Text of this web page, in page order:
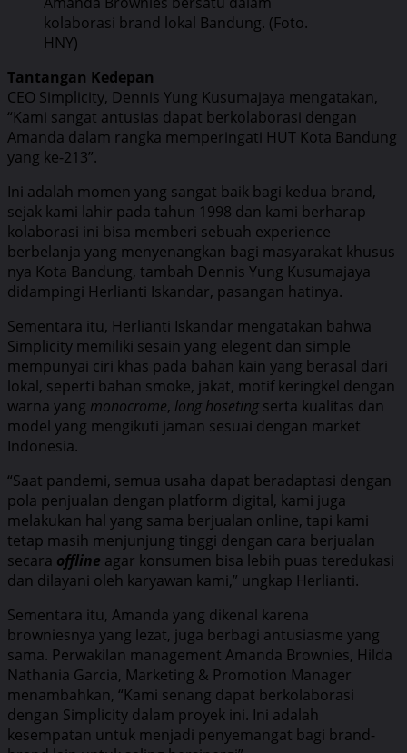
kolaborasi brand lokal Bandung. (Foto.
HNY)
Tantangan Kedepan
CEO Simplicity, Dennis Yung Kusumajaya mengatakan,
“Kami sangat antusias dapat berkolaborasi dengan
Amanda dalam rangka memperingati HUT Kota Bandung
yang ke-213”.
Ini adalah momen yang sangat baik bagi kedua brand,
sejak kami lahir pada tahun 1998 dan kami berharap
kolaborasi ini bisa memberi sebuah experience
berbelanja yang menyenangkan bagi masyarakat khusus
nya Kota Bandung, tambah Dennis Yung Kusumajaya
didampingi Herlianti Iskandar, pasangan hatinya.
Sementara itu, Herlianti Iskandar mengatakan bahwa
Simplicity memiliki sesain yang elegent dan simple
mempunyai ciri khas pada bahan kain yang berasal dari
lokal, seperti bahan smoke, jakat, motif keringkel dengan
warna yang monocrome, long hoseting serta kualitas dan
model yang mengikuti jaman sesuai dengan market
Indonesia.
“Saat pandemi, semua usaha dapat beradaptasi dengan
pola penjualan dengan platform digital, kami juga
melakukan hal yang sama berjualan online, tapi kami
tetap masih menjunjung tinggi dengan cara berjualan
secara offline agar konsumen bisa lebih puas teredukasi
dan dilayani oleh karyawan kami,” ungkap Herlianti.
Sementara itu, Amanda yang dikenal karena
browniesnya yang lezat, juga berbagi antusiasme yang
sama. Perwakilan management Amanda Brownies, Hilda
Nathania Garcia, Marketing & Promotion Manager
menambahkan, “Kami senang dapat berkolaborasi
dengan Simplicity dalam proyek ini. Ini adalah
kesempatan untuk menjadi penyemangat bagi brand-